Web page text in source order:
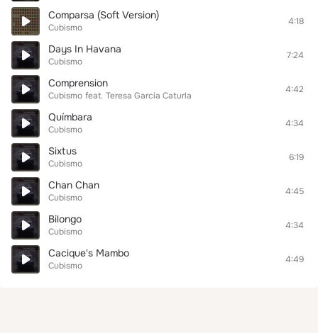
Comparsa (Soft Version)
Cubismo
4:18
Days In Havana
Cubismo
7:24
Comprension
Cubismo feat. Teresa García Caturla
4:42
Químbara
Cubismo
4:34
Sixtus
Cubismo
6:19
Chan Chan
Cubismo
4:45
Bilongo
Cubismo
4:34
Cacique's Mambo
Cubismo
4:49